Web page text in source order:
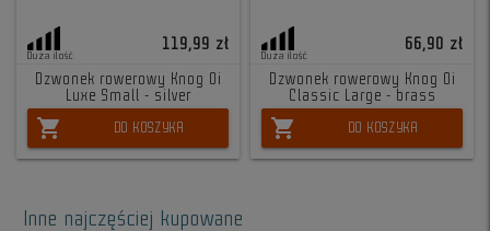
Duża ilość
119,99 zł
Dzwonek rowerowy Knog Oi
Luxe Small - silver
shopping_cart DO KOSZYKA
Duża ilość
66,90 zł
Dzwonek rowerowy Knog Oi
Classic Large - brass
shopping_cart DO KOSZYKA
Inne najczęściej kupowane